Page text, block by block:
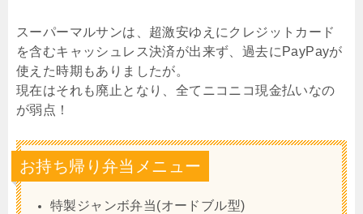
スーパーマルサンは、超激安ゆえにクレジットカード
を含むキャッシュレス決済が出来ず、過去にPayPayが
使えた時期もありましたが。
現在はそれも廃止となり、全てニコニコ現金払いなの
が弱点！
お持ち帰り弁当メニュー
特製ジャンボ弁当(オードブル型)